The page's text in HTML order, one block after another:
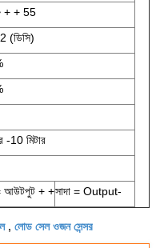
+ + 55
(ডিসি)
-10 মিটার
আউটপুট + +সাদা = Output-
, লোড সেল ওজন সেন্সর